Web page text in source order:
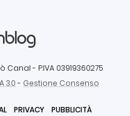
Canal - P.IVA 03919360275
3.0- Gestione Consenso
PRIVACY PUBBLICITÀ